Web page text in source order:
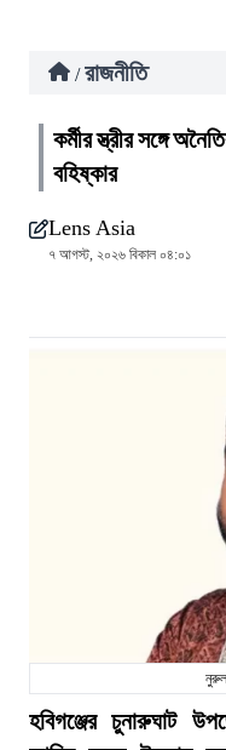
/ রাজনীতি
কর্মীর স্ত্রীর সঙ্গে
বহিষ্কার
Lens Asia
৭ আগস্ট, ২০২৬ বিকাল ০৪:০১
হবিগঞ্জের চুনারুঘাট